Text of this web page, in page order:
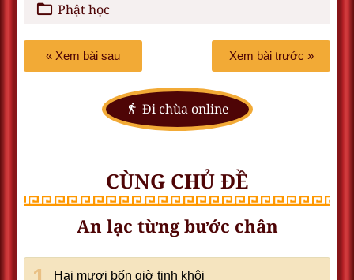
Phật học
« Xem bài sau Xem bài trước »
Đi chùa online
CÙNG CHỦ ĐỀ
An lạc từng bước chân
Hai mươi bốn giờ tinh khôi